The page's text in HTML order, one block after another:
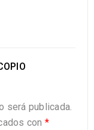
será publicada.
con *